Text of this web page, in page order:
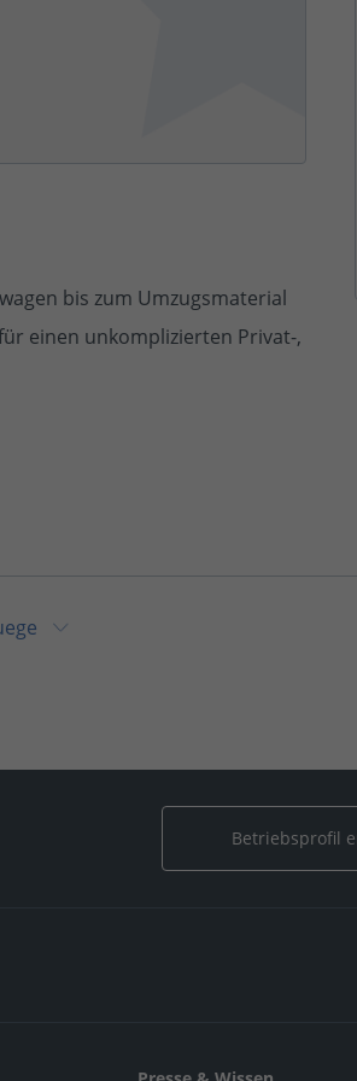
bis zum Umzugsmaterial
einen unkomplizierten Privat-,
Betriebsprofil